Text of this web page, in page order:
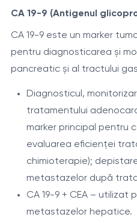
CA 19-9 (Antigenul
CA 19-9 este un marker
pentru diagnosticarea și
pancreatic și al tractului
Diagnosticul,
tratamentului
marker principal pentru
evaluarea eficienței
chimioterapie);
metastazelor după
CA 19-9 + CEA – utilizat
metastazelor hepatice.